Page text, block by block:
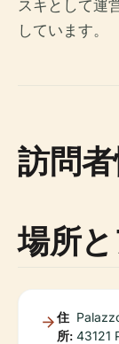
スキとして運
しています。
訪問
場所
住
所: 43121